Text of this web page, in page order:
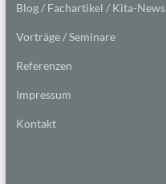
Blog / Fachartikel / Kita-News
Vorträge / Seminare
Referenzen
Impressum
Kontakt